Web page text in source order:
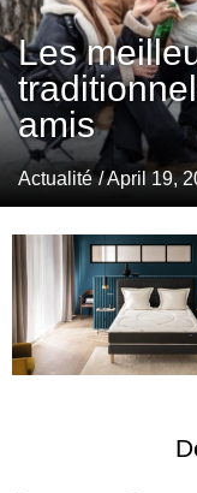
Les
amis
Actualité / April 19,